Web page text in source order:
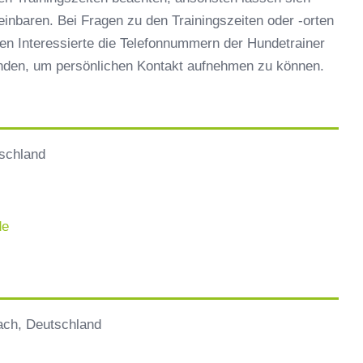
Bei Fragen zu den Trainingszeiten oder -orten
Interessierte die Telefonnummern der Hundetrainer
um persönlichen Kontakt aufnehmen zu können.
Deutschland